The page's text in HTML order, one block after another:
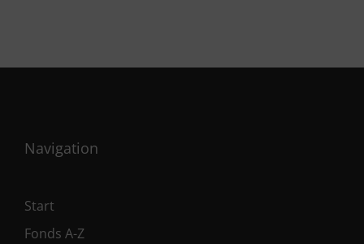
Navigation
Start
Fonds A-Z